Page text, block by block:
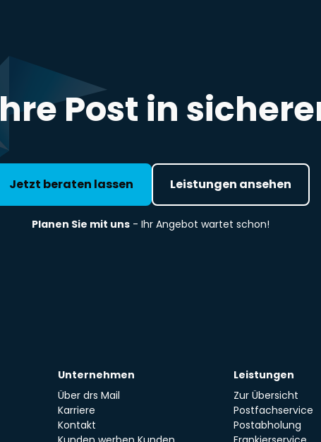
Post in
Jetzt beraten lassen Leistungen ansehen
Planen Sie mit uns- Ihr Angebot wartet schon!
Unternehmen
Über drs Mail
Karriere
Kontakt
Leistungen
Zur Übersicht
Postfachservice
Postabholung